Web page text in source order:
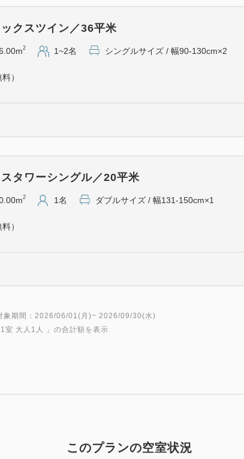
ックスツイン／36平米
2 1~2名 シングルサイズ / 幅90-130cm×2
）
スタワーシングル／20平米
2 1名 ダブルサイズ / 幅131-150cm×1
）
期間：2026/06/01(月)~ 2026/09/30(水)
室 大人1人
」の合計額を表示
このプランの空室状況